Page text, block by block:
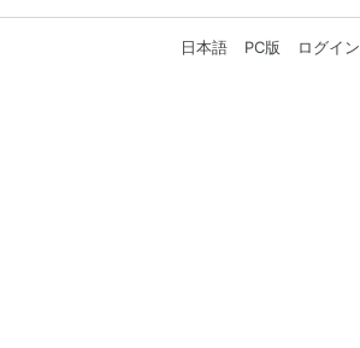
日本語 PC版 ログイン